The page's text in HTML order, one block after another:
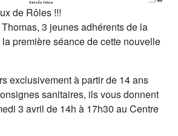
de Rôles !!!
3 jeunes adhérents de la
première séance de cette nouvelle
exclusivement à partir de 14 ans
sanitaires, ils vous donnent
3 avril de 14h à 17h30 au Centre